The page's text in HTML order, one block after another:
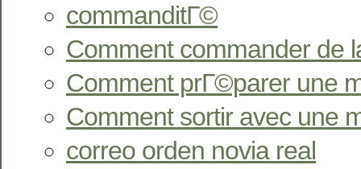
commanditГ©
Comment commander de
Comment prГ©parer une
Comment sortir avec une
correo orden novia real